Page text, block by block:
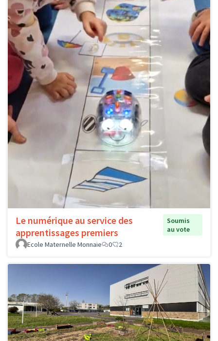
Le numérique au service des
apprentissages premiers
Soumis
au vote
Ecole Maternelle Monnaie
0 2